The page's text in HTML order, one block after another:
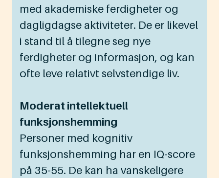
med akademiske ferdigheter og
dagligdagse aktiviteter. De er likevel
i stand til å tilegne seg nye
ferdigheter og informasjon, og kan
ofte leve relativt selvstendige liv.
Moderat intellektuell
funksjonshemming
Personer med kognitiv
funksjonshemming har en IQ-score
på 35-55. De kan ha vanskeligere